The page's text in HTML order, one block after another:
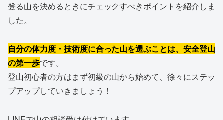
登る山を決めるときにチェックすべきポイントを紹介しま
した。
自分の体力度・技術度に合った山を選ぶことは、安全登山
の第一歩です。
登山初心者の方はまず初級の山から始めて、徐々にステッ
プアップしていきましょう！